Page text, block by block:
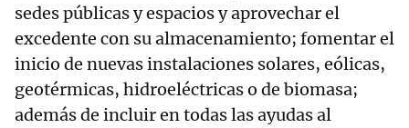
sedes públicas y espacios y aprovechar el
excedente con su almacenamiento; fomentar el
inicio de nuevas instalaciones solares, eólicas,
geotérmicas, hidroeléctricas o de biomasa;
además de incluir en todas las ayudas al